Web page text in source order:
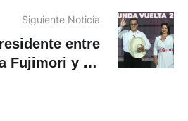
Siguiente Noticia
entre
Fujimori y un